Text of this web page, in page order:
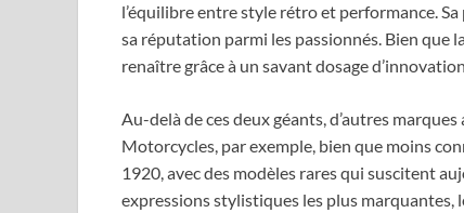
l’équilibre entre style rétro et performance.
sa réputation parmi les passionnés. Bien que
renaître grâce à un savant dosage
Au-delà de ces deux géants, d’autres
Motorcycles, par exemple, bien que moins
1920, avec des modèles rares qui suscitent
expressions stylistiques les plus marquantes,